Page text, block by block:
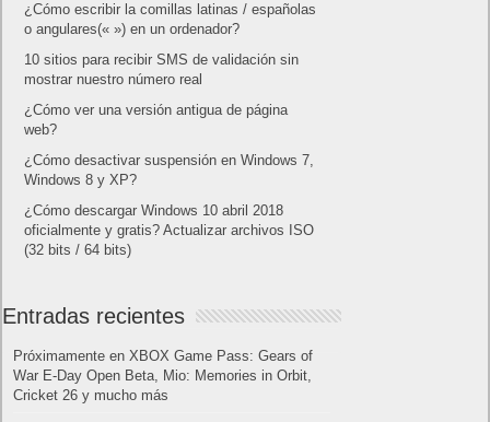
¿Cómo escribir la comillas latinas / españolas
o angulares(« ») en un ordenador?
10 sitios para recibir SMS de validación sin
mostrar nuestro número real
¿Cómo ver una versión antigua de página
web?
¿Cómo desactivar suspensión en Windows 7,
Windows 8 y XP?
¿Cómo descargar Windows 10 abril 2018
oficialmente y gratis? Actualizar archivos ISO
(32 bits / 64 bits)
Entradas recientes
Próximamente en XBOX Game Pass: Gears of
War E-Day Open Beta, Mio: Memories in Orbit,
Cricket 26 y mucho más